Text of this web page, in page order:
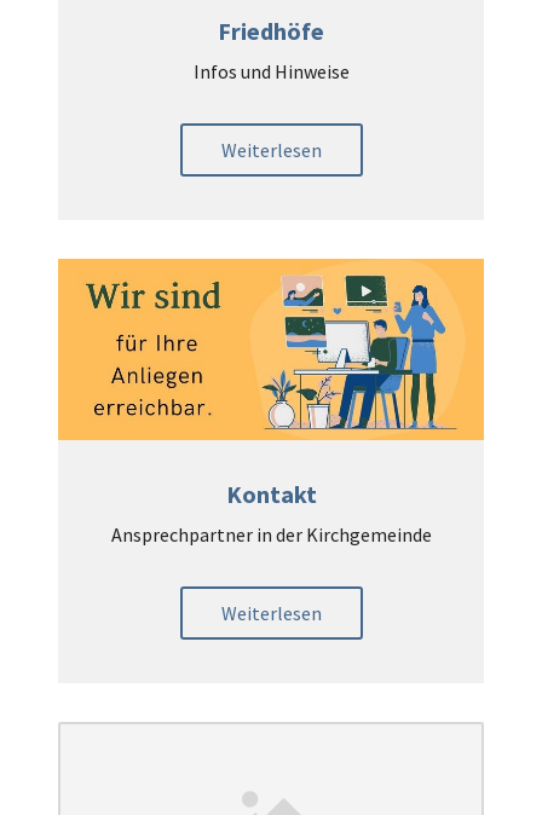
Friedhöfe
Infos und Hinweise
Weiterlesen
Kontakt
Ansprechpartner in der Kirchgemeinde
Weiterlesen